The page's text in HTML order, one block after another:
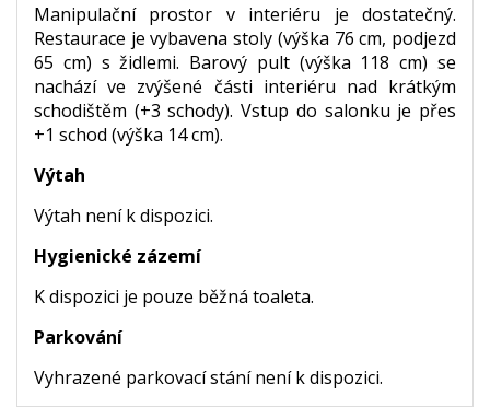
Manipulační prostor v interiéru je dostatečný.
Restaurace je vybavena stoly (výška 76 cm, podjezd
65 cm) s židlemi. Barový pult (výška 118 cm) se
nachází ve zvýšené části interiéru nad krátkým
schodištěm (+3 schody). Vstup do salonku je přes
+1 schod (výška 14 cm).
Výtah
Výtah není k dispozici.
Hygienické zázemí
K dispozici je pouze běžná toaleta.
Parkování
Vyhrazené parkovací stání není k dispozici.